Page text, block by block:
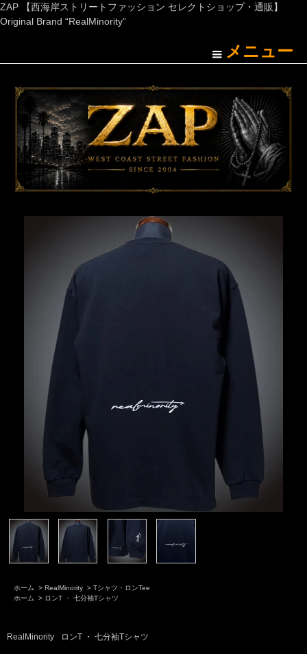
ZAP 【西海岸ストリートファッション セレクトショップ・通販】
Original Brand “RealMinority”
メニュー
ホーム > RealMinority > Tシャツ・ロンTee
ホーム
> ロンT ・ 七分袖Tシャツ
RealMinority ロンT ・ 七分袖Tシャツ